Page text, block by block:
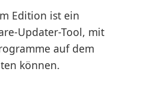
Edition ist ein
Updater-Tool, mit
auf dem
können.